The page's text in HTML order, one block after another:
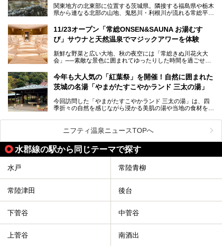
関東地方の北東部に位置する茨城県。隣接する福島県や栃木
県から連なる北部の山地、鬼怒川・利根川が流れる常総平野
に日立や大洗、鹿島など数々の漁港が並ぶ東部の太平洋岸
と、同じ県内でもさまざまな景色を見られるのが魅力です。
が特徴的。なかでもおすすめのスーパー銭湯をご紹介しま
す。
11/23オープン「常総ONSEN&SAUNA お湯むす
び」サウナと天然温泉でマジックアワーを体験
新鮮な野菜と広い大地、秋の夜空には「常総きぬ川花火大
会」──素敵な景色に囲まれてゆったりした時間を過ごせる
温浴施設「常総ONSEN&SAUNA お湯むすび」がオープンし
ます。
業施設の一角に構えられた店内では、関東最大級となる合計
10室のサウナと自家源泉温泉、高濃度炭酸泉を満喫でき、
今年も大人気の「紅葉祭」を開催！自然に囲まれた
茨城の名湯「やまがたすこやかランド 三太の湯」
今回訪問した「やまがたすこやかランド 三太の湯」は、四
季折々の自然を感じながら浸かる美肌の湯や当地の食材を使
紅葉シーズンを迎えた11月は、より多くの人に絶景入浴を
楽しんでもらえるよう、「紅葉祭」をはじめ、さまざまなサ
ービスやイベントが実施されます。
※2024年の紅葉祭は終了いたしました。
ニフティ温泉ニュースTOPへ
水郡線の駅から同じテーマで探す
水戸 常陸青柳
常陸津田 後台
下菅谷 中菅谷
上菅谷 南酒出